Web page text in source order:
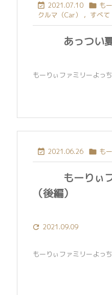
 2021.07.10  も
クルマ（Car）
, すべて
あっつい
もーりぃファミリーよっ
 2021.06.26  も
もーりぃ
（後編）
 2021.09.09
もーりぃファミリーよっ